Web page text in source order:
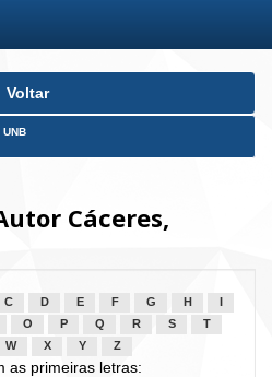
Voltar
UNB
Cáceres,
C D E F G H
O P Q R S
T
W X Y Z
as primeiras letras: